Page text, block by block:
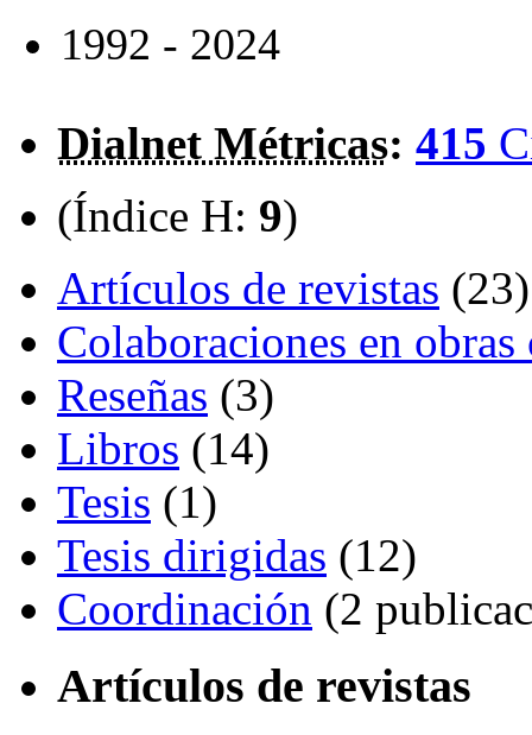
1992 - 2024
Dialnet Métricas: 415
(Índice H: 9)
Artículos de revistas (23)
Colaboraciones en
Reseñas (3)
Libros (14)
Tesis (1)
Tesis dirigidas (12)
Coordinación (2
Artículos de revistas